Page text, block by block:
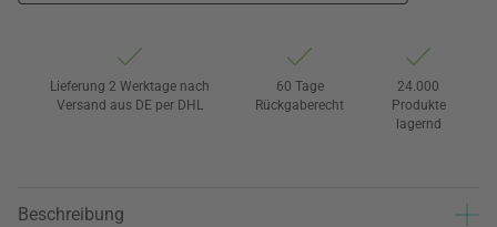
Lieferung 2 Werktage nach
Versand aus DE per DHL
60 Tage
Rückgaberecht
24.000
Produkte
lagernd
Beschreibung